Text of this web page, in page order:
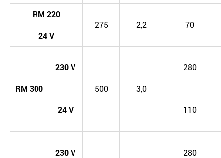
RM 220
275
2,2
70
24V
RM 300
230V
500 3,0
280
24V 110
230V 280